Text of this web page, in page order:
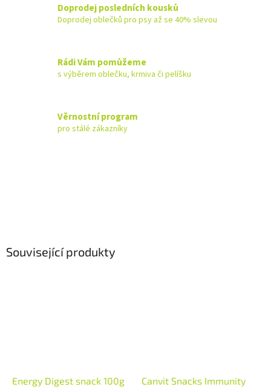
Doprodej posledních kousků
Doprodej oblečků pro psy až se 40% slevou
Rádi Vám pomůžeme
s výběrem oblečku, krmiva či pelíšku
Věrnostní program
pro stálé zákazníky
Související produkty
Energy Digest snack 100g
Canvit Snacks Immunity